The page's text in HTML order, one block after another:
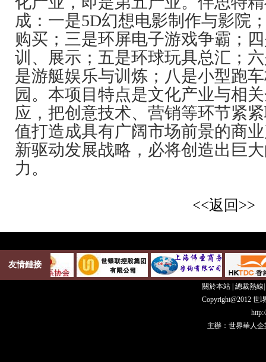
成：一是5D幻想电影制作与影院
购买；三是环屏电子游戏争霸；
训、展示；五是环球玩具总汇；
是游艇娱乐与训炼；八是小型跑
园。本项目特点是文化产业与相
应，把创意技术、营销等环节紧
值打造成具有广阔市场前景的商
新驱动发展战略，必将创造出巨
力。
<<返回>>
友情鏈接
關於本站 |總裁熱線
Copyright@2012 世
主辦：世界華人